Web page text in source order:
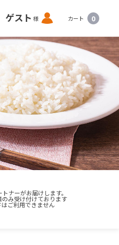
ゲスト 様 ロ
グ
イ
ン
カート 0
ナーがお届けします。
み受け付けております
ご利用できません